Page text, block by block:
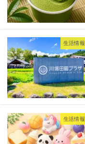
生活情報
生活情報